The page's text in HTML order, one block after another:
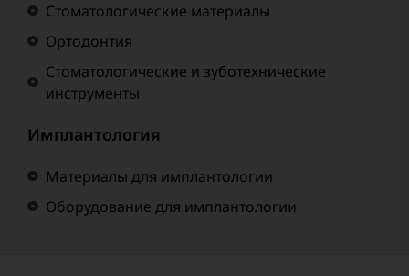
Стоматологические материалы
Ортодонтия
Стоматологические и зуботехнические
инструменты
Имплантология
Материалы для имплантологии
Оборудование для имплантологии